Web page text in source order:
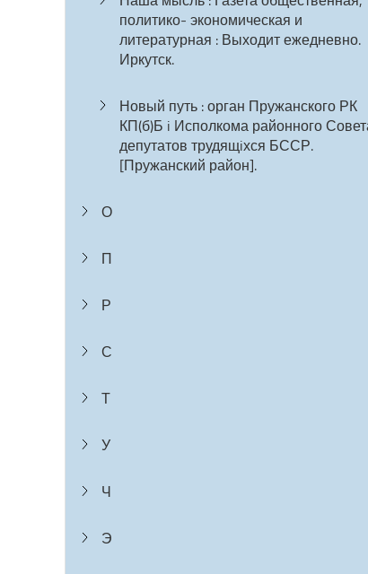
политико- экономическая и
литературная : Выходит ежедневно.
Иркутск.
Новый путь : орган Пружанского РК
КП(б)Б i Исполкома районного
депутатов трудящiхся БССР.
[Пружанский район].
О
П
Р
С
Т
У
Ч
Э